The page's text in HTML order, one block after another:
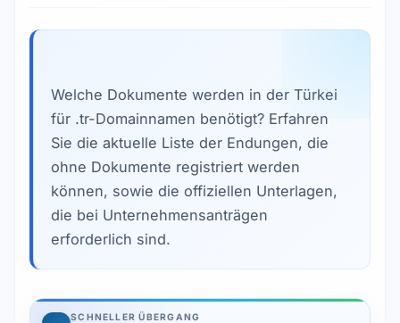
Welche Dokumente werden in der Türkei
für .tr-Domainnamen benötigt? Erfahren
Sie die aktuelle Liste der Endungen, die
ohne Dokumente registriert werden
können, sowie die offiziellen Unterlagen,
die bei Unternehmensanträgen
erforderlich sind.
SCHNELLER ÜBERGANG